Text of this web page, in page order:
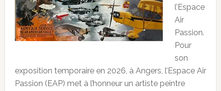
l’Espace
Air
Passion.
Pour
son
exposition temporaire en 2026, à Angers, l’Espace Air
Passion (EAP) met à l’honneur un artiste peintre